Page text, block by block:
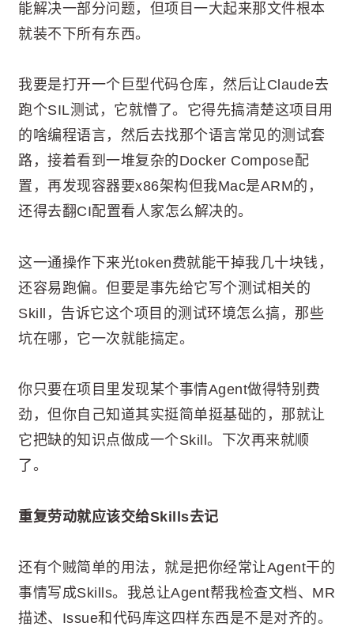
能解决一部分问题，但项目一大起来那文件根本
就装不下所有东西。
我要是打开一个巨型代码仓库，然后让Claude去
跑个SIL测试，它就懵了。它得先搞清楚这项目用
的啥编程语言，然后去找那个语言常见的测试套
路，接着看到一堆复杂的Docker Compose配
置，再发现容器要x86架构但我Mac是ARM的，
还得去翻CI配置看人家怎么解决的。
这一通操作下来光token费就能干掉我几十块钱，
还容易跑偏。但要是事先给它写个测试相关的
Skill，告诉它这个项目的测试环境怎么搞，那些
坑在哪，它一次就能搞定。
你只要在项目里发现某个事情Agent做得特别费
劲，但你自己知道其实挺简单挺基础的，那就让
它把缺的知识点做成一个Skill。下次再来就顺
了。
重复劳动就应该交给Skills去记
还有个贼简单的用法，就是把你经常让Agent干的
事情写成Skills。我总让Agent帮我检查文档、MR
描述、Issue和代码库这四样东西是不是对齐的。